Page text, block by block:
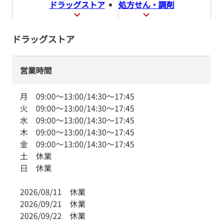
ドラッグストア 処方せん・調剤
ドラッグストア
営業時間
月 09:00～13:00/14:30～17:45
火 09:00～13:00/14:30～17:45
水 09:00～13:00/14:30～17:45
木 09:00～13:00/14:30～17:45
金 09:00～13:00/14:30～17:45
土 休業
日 休業
2026/08/11 休業
2026/09/21 休業
2026/09/22 休業